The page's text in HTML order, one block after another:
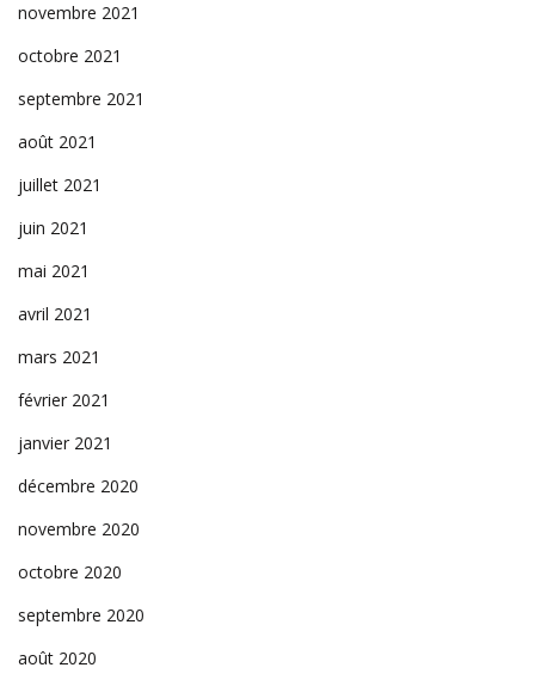
novembre 2021
octobre 2021
septembre 2021
août 2021
juillet 2021
juin 2021
mai 2021
avril 2021
mars 2021
février 2021
janvier 2021
décembre 2020
novembre 2020
octobre 2020
septembre 2020
août 2020